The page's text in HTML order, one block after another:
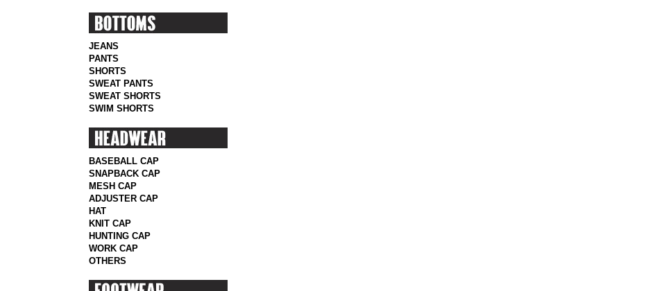
JEANS
PANTS
SHORTS
SWEAT PANTS
SWEAT SHORTS
SWIM SHORTS
BASEBALL CAP
SNAPBACK CAP
MESH CAP
ADJUSTER CAP
HAT
KNIT CAP
HUNTING CAP
WORK CAP
OTHERS